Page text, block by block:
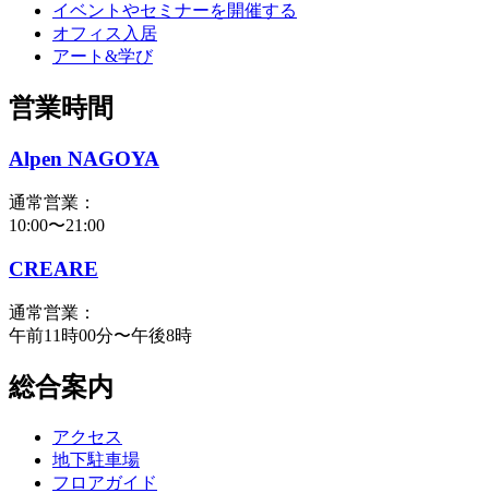
イベントやセミナーを開催する
オフィス入居
アート&学び
営業時間
Alpen NAGOYA
通常営業：
10:00〜21:00
CREARE
通常営業：
午前11時00分〜午後8時
総合案内
アクセス
地下駐車場
フロアガイド